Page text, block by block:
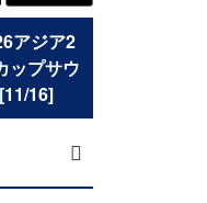
アジア2
ップサウ
16]